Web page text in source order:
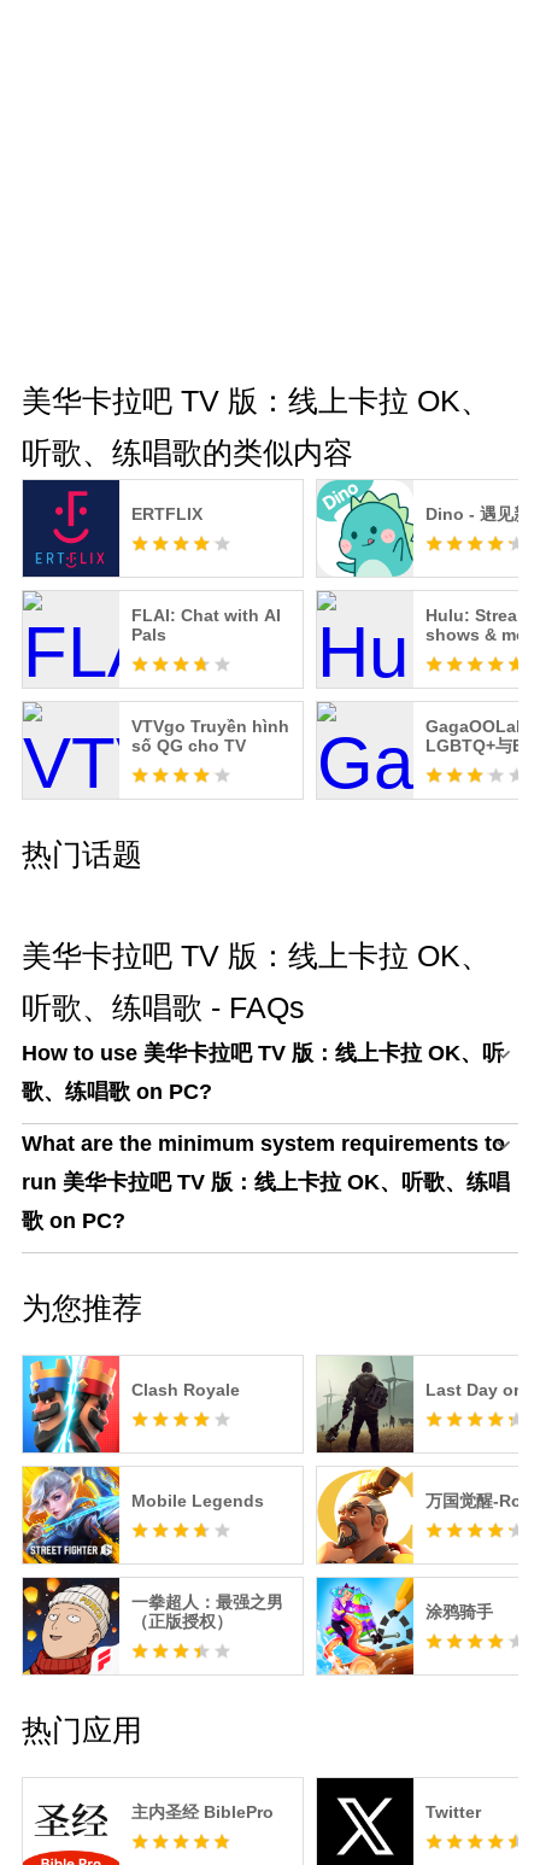
美华卡拉吧 TV 版：线上卡拉 OK、
听歌、练唱歌的类似内容
ERTFLIX Dino - 遇见新
FLAI: Chat with AI
Pals
Hulu: Stream
shows &
VTVgo Truyền hình
số QG cho TV
GagaOOLala:
LGBTQ+与BL
热门话题
美华卡拉吧 TV 版：线上卡拉 OK、
听歌、练唱歌 - FAQs
How to use 美华卡拉吧 TV 版：线上卡拉 OK、听
歌、练唱歌 on PC?
What are the minimum system requirements to
run 美华卡拉吧 TV 版：线上卡拉 OK、听歌、练唱
歌 on PC?
为您推荐
Clash Royale Last Day on
Mobile Legends 万国觉醒-RoK
一拳超人：最强之男
（正版授权）
涂鸦骑手
热门应用
主内圣经 BiblePro Twitter